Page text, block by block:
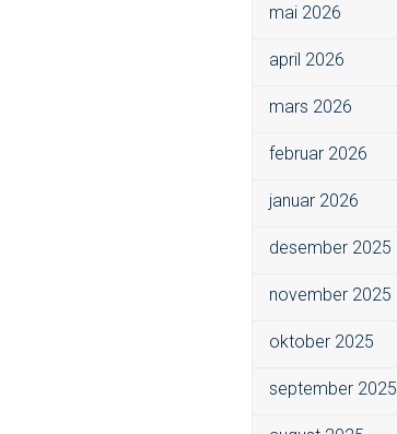
mai 2026
april 2026
mars 2026
februar 2026
januar 2026
desember 2025
november 2025
oktober 2025
september 2025